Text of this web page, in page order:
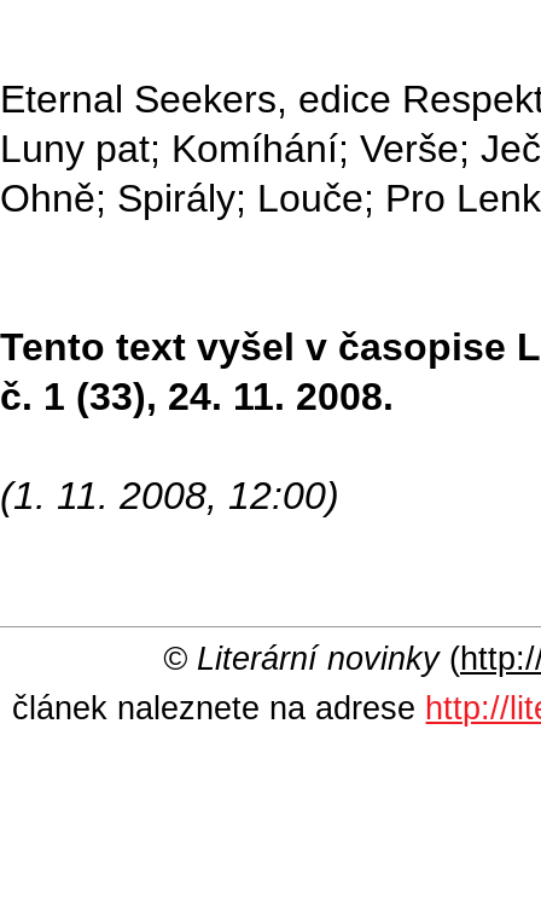
Eternal Seekers, edice
Luny pat; Komíhání; Verše;
Ohně; Spirály; Louče; Pro
Tento text vyšel v časopise
č. 1 (33), 24. 11. 2008.
(1. 11. 2008, 12:00)
© Literární novinky(
článek naleznete na adrese http://